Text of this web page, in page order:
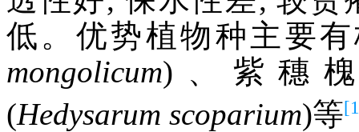
低。优势植物种主要
mongolicum)、紫穗
(Hedysarum scoparium)等